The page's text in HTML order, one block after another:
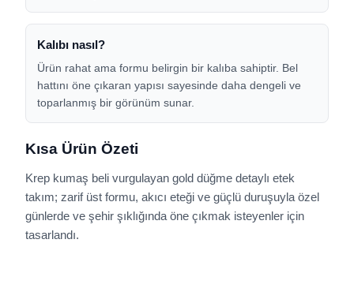
Kalıbı nasıl?
Ürün rahat ama formu belirgin bir kalıba sahiptir. Bel
hattını öne çıkaran yapısı sayesinde daha dengeli ve
toparlanmış bir görünüm sunar.
Kısa Ürün Özeti
Krep kumaş beli vurgulayan gold düğme detaylı etek
takım; zarif üst formu, akıcı eteği ve güçlü duruşuyla özel
günlerde ve şehir şıklığında öne çıkmak isteyenler için
tasarlandı.